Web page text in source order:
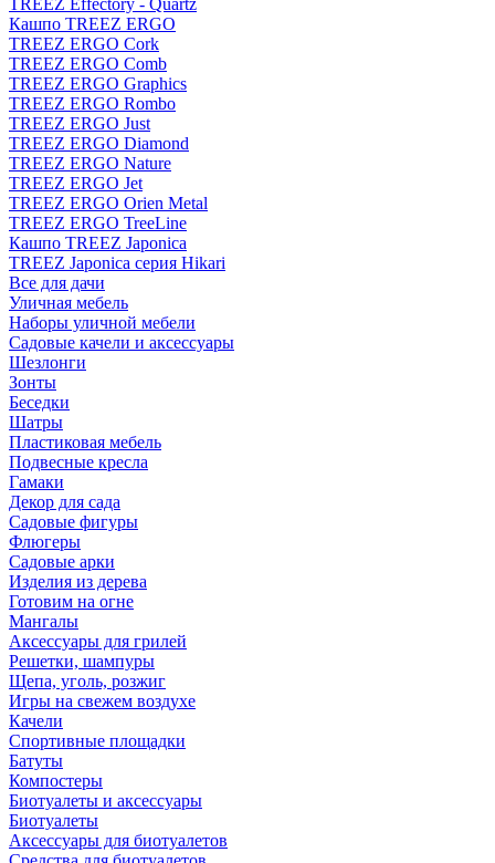
TREEZ Effectory - Quartz
Кашпо TREEZ ERGO
TREEZ ERGO Cork
TREEZ ERGO Comb
TREEZ ERGO Graphics
TREEZ ERGO Rombo
TREEZ ERGO Just
TREEZ ERGO Diamond
TREEZ ERGO Nature
TREEZ ERGO Jet
TREEZ ERGO Orien Metal
TREEZ ERGO TreeLine
Кашпо TREEZ Japonica
TREEZ Japonica серия Hikari
Все для дачи
Уличная мебель
Наборы уличной мебели
Садовые качели и аксессуары
Шезлонги
Зонты
Беседки
Шатры
Пластиковая мебель
Подвесные кресла
Гамаки
Декор для сада
Садовые фигуры
Флюгеры
Садовые арки
Изделия из дерева
Готовим на огне
Мангалы
Аксессуары для грилей
Решетки, шампуры
Щепа, уголь, розжиг
Игры на свежем воздухе
Качели
Спортивные площадки
Батуты
Компостеры
Биотуалеты и аксессуары
Биотуалеты
Аксессуары для биотуалетов